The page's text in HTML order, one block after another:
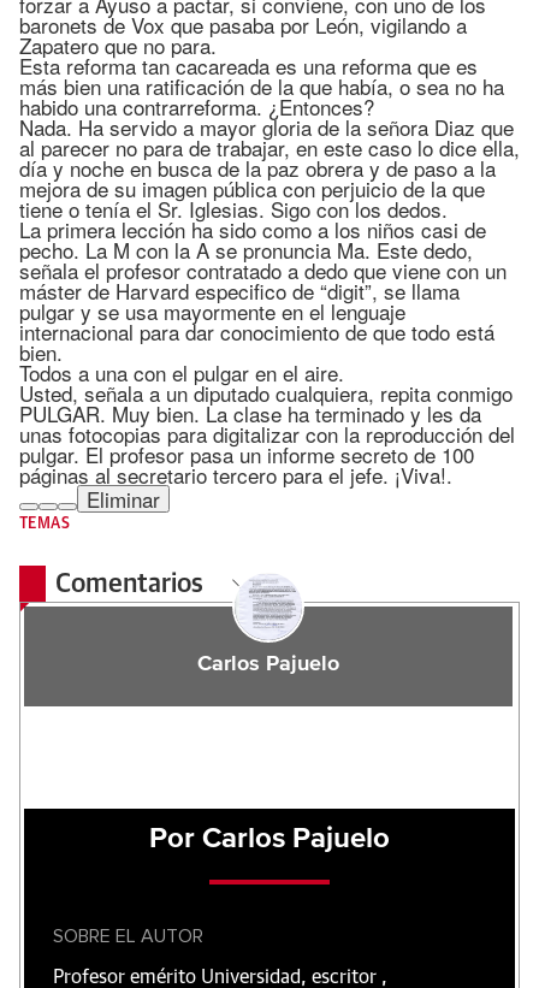
baronets de Vox que pasaba por León, vigilando a
Zapatero que no para.
Esta reforma tan cacareada es una reforma que es
más bien una ratificación de la que había, o sea no ha
habido una contrarreforma. ¿Entonces?
Nada. Ha servido a mayor gloria de la señora Diaz que
al parecer no para de trabajar, en este caso lo dice ella,
día y noche en busca de la paz obrera y de paso a la
mejora de su imagen pública con perjuicio de la que
tiene o tenía el Sr. Iglesias. Sigo con los dedos.
La primera lección ha sido como a los niños casi de
pecho. La M con la A se pronuncia Ma. Este dedo,
señala el profesor contratado a dedo que viene con un
máster de Harvard especifico de “digit”, se llama
pulgar y se usa mayormente en el lenguaje
internacional para dar conocimiento de que todo está
bien.
Todos a una con el pulgar en el aire.
Usted, señala a un diputado cualquiera, repita conmigo
PULGAR. Muy bien. La clase ha terminado y les da
unas fotocopias para digitalizar con la reproducción del
pulgar. El profesor pasa un informe secreto de 100
páginas al secretario tercero para el jefe. ¡Viva!.
Eliminar
TEMAS
Comentarios
Carlos Pajuelo
Por Carlos Pajuelo
SOBRE EL AUTOR
Profesor emérito Universidad, escritor ,